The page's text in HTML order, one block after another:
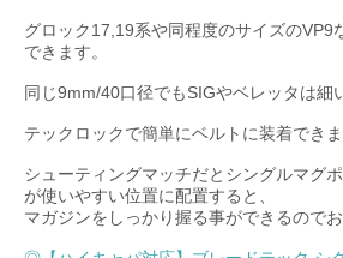
グロック17,19系や同程度のサイズのVP9
できます。
同じ9mm/40口径でもSIGやベレッタは細
テックロックで簡単にベルトに装着できま
シューティングマッチだとシングルマグ
が使いやすい位置に配置すると、
マガジンをしっかり握る事ができるのでお